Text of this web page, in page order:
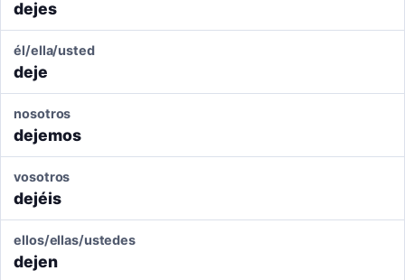
dejes
él/ella/usted
deje
nosotros
dejemos
vosotros
dejéis
ellos/ellas/ustedes
dejen